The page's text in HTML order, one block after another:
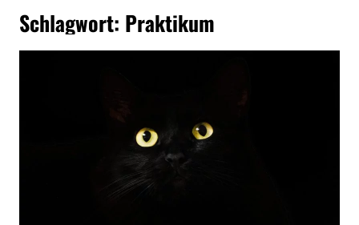
Schlagwort: Praktikum